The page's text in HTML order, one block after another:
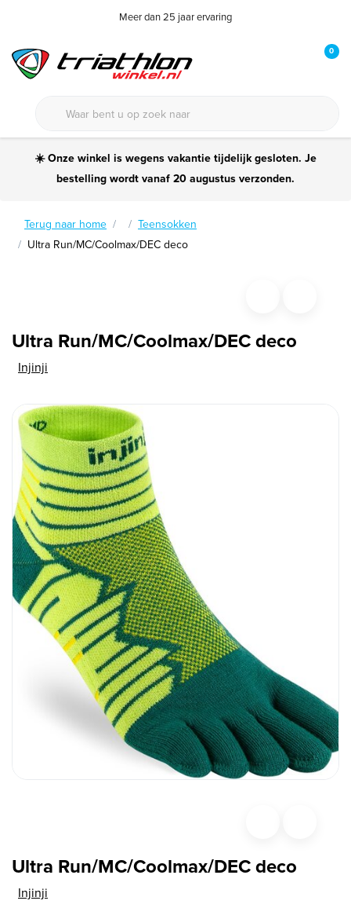
Meer dan 25 jaar ervaring
0
☀️ Onze winkel is wegens vakantie tijdelijk gesloten. Je
bestelling wordt vanaf 20 augustus verzonden.
Terug naar home
Teensokken
Ultra Run/MC/Coolmax/DEC deco
Ultra Run/MC/Coolmax/DEC deco
Injinji
Ultra Run/MC/Coolmax/DEC deco
Injinji